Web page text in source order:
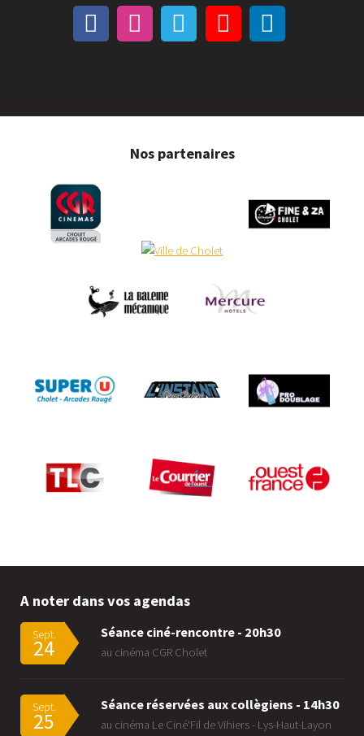
Nos partenaires
A noter dans vos agendas
Sept.
24
Séance ciné-rencontre - 20h30
au cinéma CGR Cholet
Sept.
25
Séance réservées aux collègiens - 14h30
au cinéma Le Ciné'Fil de Vihiers - Lys-Haut-Layon